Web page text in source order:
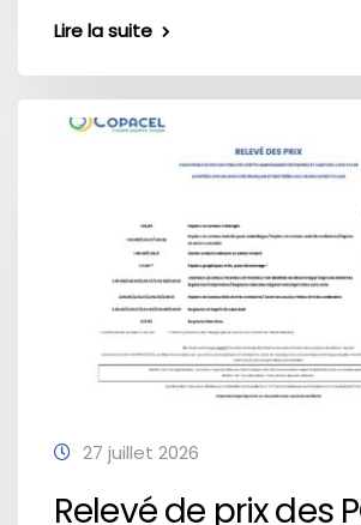
Lire la suite
27 juillet 2026
Relevé de prix des